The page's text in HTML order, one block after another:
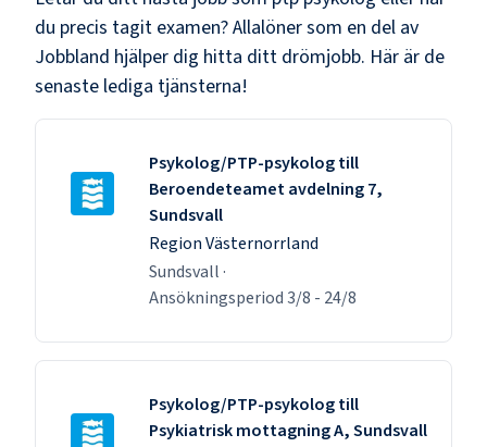
du precis tagit examen? Allalöner som en del av
Jobbland hjälper dig hitta ditt drömjobb. Här är de
senaste lediga tjänsterna!
Psykolog/PTP-psykolog till
Beroendeteamet avdelning 7,
Sundsvall
Region Västernorrland
Sundsvall ·
Ansökningsperiod3/8 - 24/8
Psykolog/PTP-psykolog till
Psykiatrisk mottagning A, Sundsvall